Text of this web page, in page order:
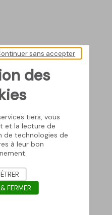
des
tiers, vous
et la lecture de
de technologies de
à leur bon
sans accepter
FERMER